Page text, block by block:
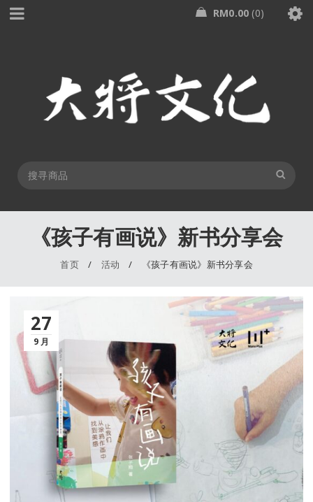
RM0.00 0
《孩子有画说》新书分享会
首页 / 活动 / 《孩子有画说》新书分享会
27
9 月